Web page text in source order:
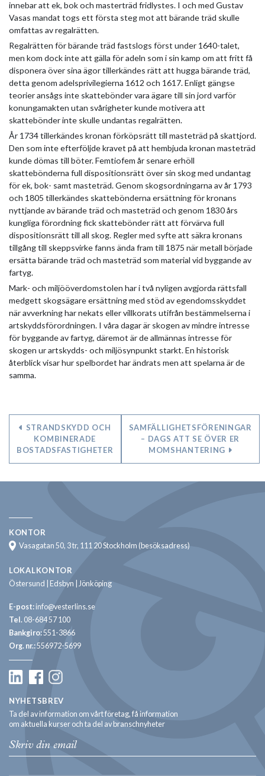
innebar att ek, bok och masterträd fridlystes. I och med Gustav
Vasas mandat togs ett första steg mot att bärande träd skulle
omfattas av regalrätten.
Regalrätten för bärande träd fastslogs först under 1640-talet,
men kom dock inte att gälla för adeln som i sin kamp om att fritt få
disponera över sina ägor tillerkändes rätt att hugga bärande träd,
detta genom adelsprivilegierna 1612 och 1617. Enligt gängse
teorier ansågs inte skattebönder vara ägare till sin jord varför
konungamakten utan svårigheter kunde motivera att
skattebönder inte skulle undantas regalrätten.
År 1734 tillerkändes kronan förköpsrätt till masteträd på skattjord.
Den som inte efterföljde kravet på att hembjuda kronan masteträd
kunde dömas till böter. Femtiofem år senare erhöll
skattebönderna full dispositionsrätt över sin skog med undantag
för ek, bok- samt masteträd. Genom skogsordningarna av år 1793
och 1805 tillerkändes skattebönderna ersättning för kronans
nyttjande av bärande träd och masteträd och genom 1830 års
kungliga förordning fick skattebönder rätt att förvärva full
dispositionsrätt till all skog. Regler med syfte att säkra kronans
tillgång till skeppsvirke fanns ända fram till 1875 när metall började
ersätta bärande träd och masteträd som material vid byggande av
fartyg.
Mark- och miljööverdomstolen har i två nyligen avgjorda rättsfall
medgett skogsägare ersättning med stöd av egendomsskyddet
när avverkning har nekats eller villkorats utifrån bestämmelserna i
artskyddsförordningen. I våra dagar är skogen av mindre intresse
för byggande av fartyg, däremot är de allmännas intresse för
skogen ur artskydds- och miljösynpunkt starkt. En historisk
återblick visar hur spelbordet har ändrats men att spelarna är de
samma.
STRANDSKYDD OCH
KOMBINERADE
BOSTADSFASTIGHETER
SAMFÄLLIGHETSFÖRENINGAR
– DAGS ATT SE ÖVER ER
MOMSHANTERING
KONTOR
Vasagatan 50, 3 tr, 111 20 Stockholm (besöksadress)
LOKALKONTOR
Östersund | Edsbyn | Jönköping
E-post: info@vesterlins.se
Tel. 08-684 57 100
Bankgiro:551-3866
Org. nr.:556972-5699
NYHETSBREV
Ta del av information om vårt företag, få information
om aktuella kurser och ta del av branschnyheter